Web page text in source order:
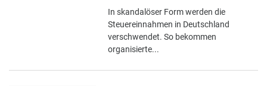
In skandalöser Form werden die
Steuereinnahmen in Deutschland
verschwendet. So bekommen
organisierte...